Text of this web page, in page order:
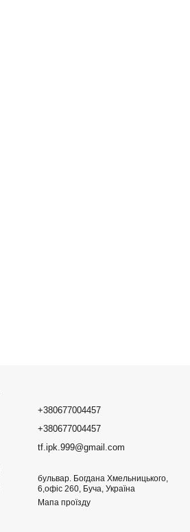
+380677004457
+380677004457
tf.ipk.999@gmail.com
бульвар. Богдана Хмельницького,
6,офіс 260, Буча, Україна
Мапа проїзду